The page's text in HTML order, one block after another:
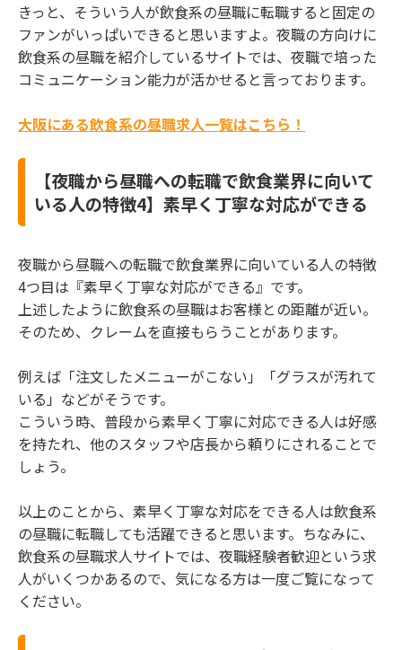
きっと、そういう人が飲食系の昼職に転職すると固定の
ファンがいっぱいできると思いますよ。夜職の方向けに
飲食系の昼職を紹介しているサイトでは、夜職で培った
コミュニケーション能力が活かせると言っております。
大阪にある飲食系の昼職求人一覧はこちら！
【夜職から昼職への転職で飲食業界に向いて
いる人の特徴4】素早く丁寧な対応ができる
夜職から昼職への転職で飲食業界に向いている人の特徴
4つ目は『素早く丁寧な対応ができる』です。
上述したように飲食系の昼職はお客様との距離が近い。
そのため、クレームを直接もらうことがあります。
例えば「注文したメニューがこない」「グラスが汚れて
いる」などがそうです。
こういう時、普段から素早く丁寧に対応できる人は好感
を持たれ、他のスタッフや店長から頼りにされることで
しょう。
以上のことから、素早く丁寧な対応をできる人は飲食系
の昼職に転職しても活躍できると思います。ちなみに、
飲食系の昼職求人サイトでは、夜職経験者歓迎という求
人がいくつかあるので、気になる方は一度ご覧になって
ください。